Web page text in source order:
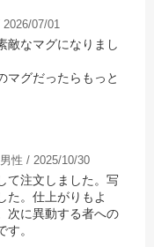
07/01
敵なマグになりまし
マグだったらもっと
性 / 2025/10/30
て注文しました。写
た。仕上がりもよ
次に異動する者への
。